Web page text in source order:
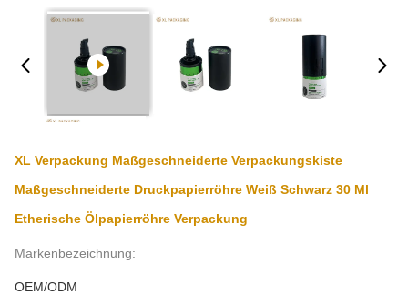
XL Verpackung Maßgeschneiderte Verpackungskiste
Maßgeschneiderte Druckpapierröhre Weiß Schwarz 30 Ml
Etherische Ölpapierröhre Verpackung
Markenbezeichnung:
OEM/ODM